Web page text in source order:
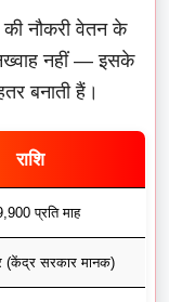
नौकरी वेतन के
नहीं — इसके
बनाती हैं।
राशि
प्रति माह
(केंद्र सरकार मानक)